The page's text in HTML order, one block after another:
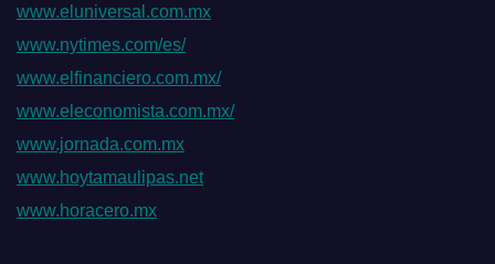
www.eluniversal.com.mx
www.nytimes.com/es/
www.elfinanciero.com.mx/
www.eleconomista.com.mx/
www.jornada.com.mx
www.hoytamaulipas.net
www.horacero.mx